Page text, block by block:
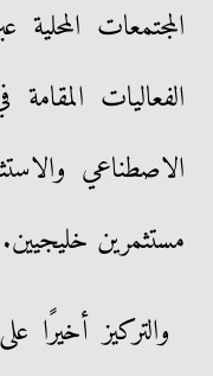
المجتمعات
الفعاليات
الاصطناعي
مستثمرين خليجيين.
والتركيز أخيرًا